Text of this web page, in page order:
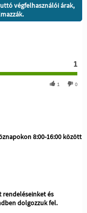
végfelhasználói árak,
1
1 0
8:00-16:00 között
és
dolgozzuk fel.